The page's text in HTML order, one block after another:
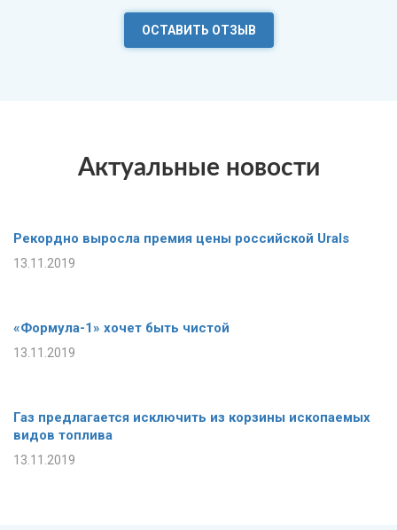
ОСТАВИТЬ ОТЗЫВ
Актуальные новости
Рекордно выросла премия цены российской Urals
13.11.2019
«Формула-1» хочет быть чистой
13.11.2019
Газ предлагается исключить из корзины ископаемых
видов топлива
13.11.2019